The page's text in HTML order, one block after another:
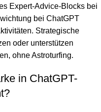
Expert-Advice-Blocks bei
bei ChatGPT
Strategische
oder unterstützen
ohne Astroturfing.
in ChatGPT-